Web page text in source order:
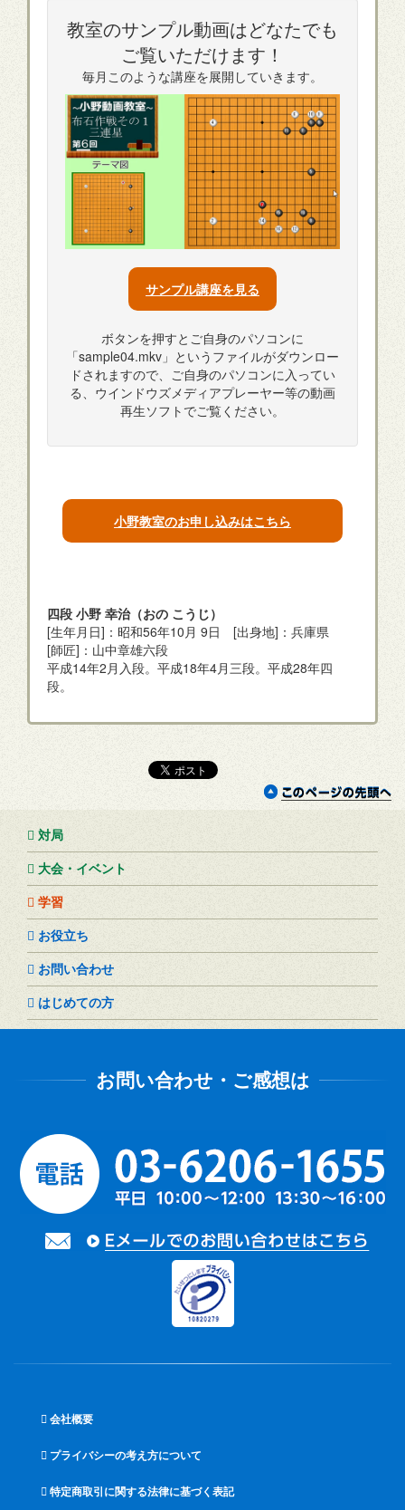
教室のサンプル動画はどなたでも
ご覧いただけます！
毎月このような講座を展開していきます。
サンプル講座を見る
ボタンを押すとご自身のパソコンに
「sample04.mkv」というファイルがダウンロー
ドされますので、ご自身のパソコンに入ってい
る、ウインドウズメディアプレーヤー等の動画
再生ソフトでご覧ください。
小野教室のお申し込みはこちら
四段 小野 幸治（おの こうじ）
[生年月日]：昭和56年10月 9日 [出身地]：兵庫県
[師匠]：山中章雄六段
平成14年2月入段。平成18年4月三段。平成28年四
段。
対局
大会・イベント
学習
お役立ち
お問い合わせ
はじめての方
会社概要
プライバシーの考え方について
特定商取引に関する法律に基づく表記